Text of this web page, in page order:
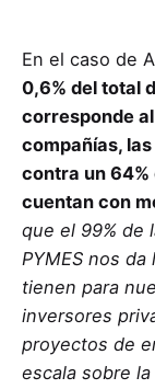
En el caso de
0,6% del total
corresponde
compañías,
contra un 64%
cuentan con
que el 99% de
PYMES nos
tienen para
inversores
proyectos de
escala sobre